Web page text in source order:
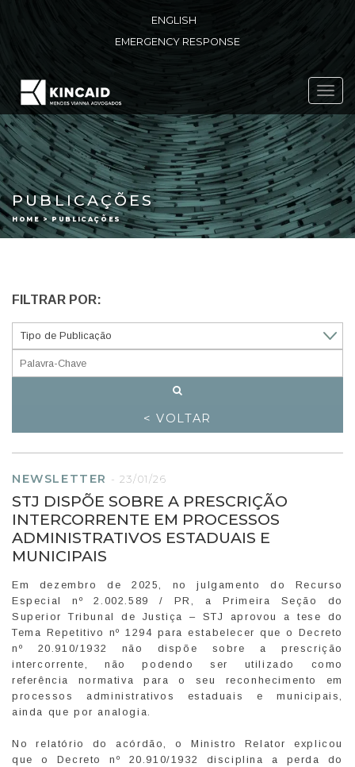
ENGLISH
EMERGENCY RESPONSE
PUBLICAÇÕES
HOME > PUBLICAÇÕES
FILTRAR POR:
< VOLTAR
NEWSLETTER - 23/01/26
STJ DISPÕE SOBRE A PRESCRIÇÃO
INTERCORRENTE EM PROCESSOS
ADMINISTRATIVOS ESTADUAIS E
MUNICIPAIS
Em dezembro de 2025, no julgamento do Recurso
Especial nº 2.002.589 / PR, a Primeira Seção do
Superior Tribunal de Justiça – STJ aprovou a tese do
Tema Repetitivo nº 1294 para estabelecer que o Decreto
nº 20.910/1932 não dispõe sobre a prescrição
intercorrente, não podendo ser utilizado como
referência normativa para o seu reconhecimento em
processos administrativos estaduais e municipais,
ainda que por analogia.
No relatório do acórdão, o Ministro Relator explicou
que o Decreto nº 20.910/1932 disciplina a perda do